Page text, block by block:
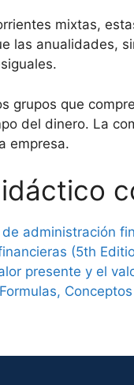
mixtas,
las anualidades,
grupos que
del dinero. La
empresa.
administración
(5th
presente y el